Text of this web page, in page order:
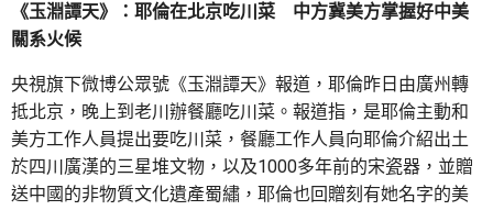
《玉淵譚天》：耶倫在北京吃川菜 中方冀美方掌握好中美
關系火候
央視旗下微博公眾號《玉淵譚天》報道，耶倫昨日由廣州轉
抵北京，晚上到老川辦餐廳吃川菜。報道指，是耶倫主動和
美方工作人員提出要吃川菜，餐廳工作人員向耶倫介紹出土
於四川廣漢的三星堆文物，以及1000多年前的宋瓷器，並贈
送中國的非物質文化遺產蜀繡，耶倫也回贈刻有她名字的美